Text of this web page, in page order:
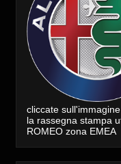
cliccate
la rassegna stampa
ROMEO zona EMEA